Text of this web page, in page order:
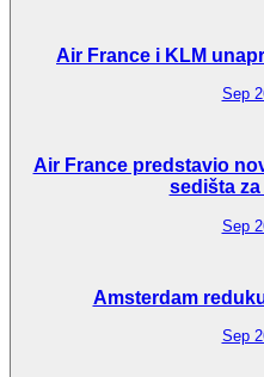
Air France i KLM
Sep
Air France predstavio
sedišta
Sep
Amsterdam
Sep